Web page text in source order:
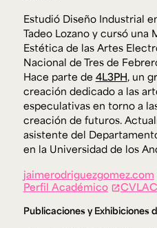
Estudió Diseño Industrial
Tadeo Lozano y cursó una
Estética de las Artes
Nacional de Tres de
Hace parte de 4L3PH, un
creación dedicado a las
especulativas en torno a
creación de futuros.
asistente del
en la Universidad de los
jaimerodriguezgomez.com
Perfil Académico
CVLAC
Publicaciones y Exhibiciones